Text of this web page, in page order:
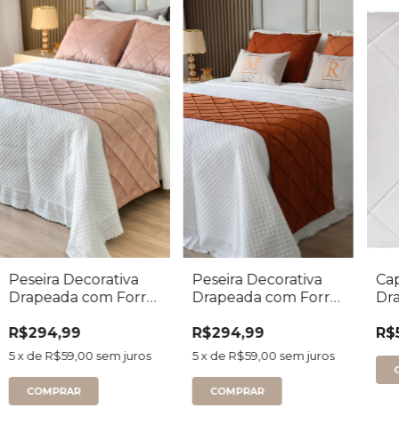
Peseira Decorativa
Drapeada com Forro
de produção de até
4 dias úteis
R$294,99
5x de R$59,00 sem juros
Peseira Decorativa
Drapeada com Forro
produção 4 dias
úteis
R$294,99
5x de R$59,00 sem juros